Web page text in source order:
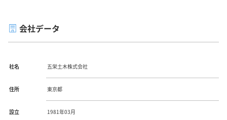
会社データ
社名 五栄土木株式会社
住所 東京都
設立 1981年03月